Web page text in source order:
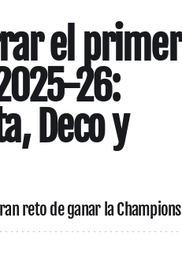
el primer
26:
Deco y
reto de ganar la Champions